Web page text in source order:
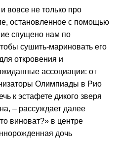
вовсе не только про
остановленное с помощью
спущено нам по
сушить-мариновать его
откровения и
ассоциации: от
Олимпиады в Рио
к эстафете дикого зверя
– рассуждает далее
виноват?» в центре
дочь